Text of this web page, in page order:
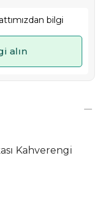
bilgi
alın
Kahverengi